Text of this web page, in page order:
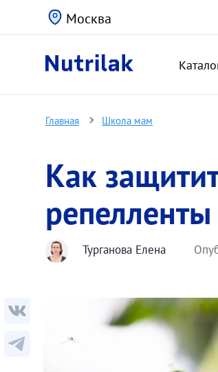
Москва
Главная Школа мам
Как
репелленты
Турганова Елена